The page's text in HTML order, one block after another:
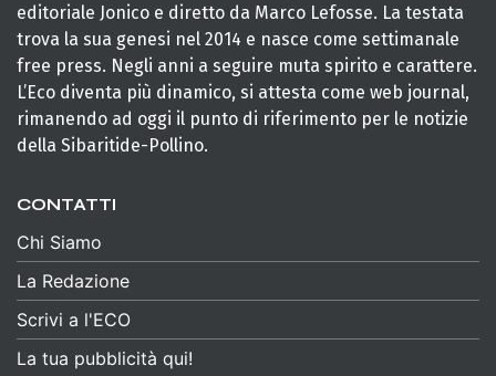
editoriale Jonico e diretto da Marco Lefosse. La testata
trova la sua genesi nel 2014 e nasce come settimanale
free press. Negli anni a seguire muta spirito e carattere.
L’Eco diventa più dinamico, si attesta come web journal,
rimanendo ad oggi il punto di riferimento per le notizie
della Sibaritide-Pollino.
CONTATTI
Chi Siamo
La Redazione
Scrivi a l'ECO
La tua pubblicità qui!